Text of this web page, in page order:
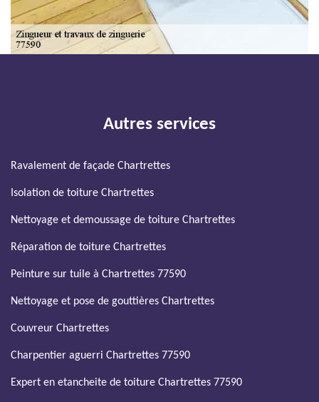
Autres services
Ravalement de façade Chartrettes
Isolation de toiture Chartrettes
Nettoyage et demoussage de toiture Chartrettes
Réparation de toiture Chartrettes
Peinture sur tuile à Chartrettes 77590
Nettoyage et pose de gouttières Chartrettes
Couvreur Chartrettes
Charpentier aguerri Chartrettes 77590
Expert en etancheite de toiture Chartrettes 77590